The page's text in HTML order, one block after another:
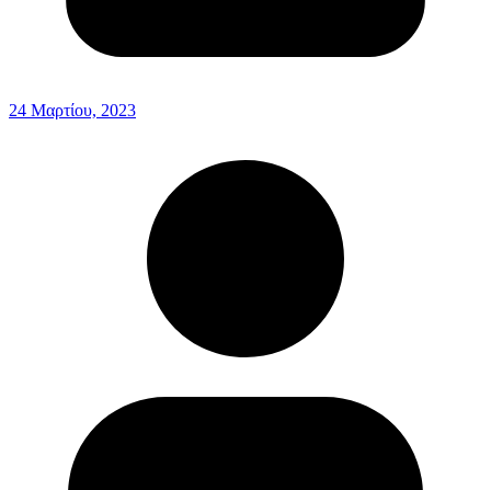
24 Μαρτίου, 2023